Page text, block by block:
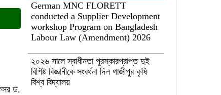
ড.
German MNC FLORETT
conducted a Supplier Development
workshop Program on Bangladesh
Labour Law (Amendment) 2026
২০২৬ সালে স্বাধীনতা পুরস্কারপ্রাপ্ত দুই
বিশিষ্ট বিজ্ঞানীকে সংবর্ধনা দিল গাজীপুর কৃষি
বিশ্ব বিদ্যালয়